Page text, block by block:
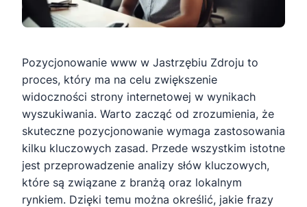
Pozycjonowanie www w Jastrzębiu Zdroju to
proces, który ma na celu zwiększenie
widoczności strony internetowej w wynikach
wyszukiwania. Warto zacząć od zrozumienia, że
skuteczne pozycjonowanie wymaga zastosowania
kilku kluczowych zasad. Przede wszystkim istotne
jest przeprowadzenie analizy słów kluczowych,
które są związane z branżą oraz lokalnym
rynkiem. Dzięki temu można określić, jakie frazy